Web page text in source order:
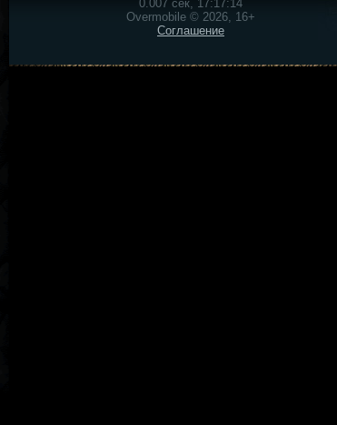
0.007 сек, 17:17:14
Overmobile © 2026, 16+
Соглашение